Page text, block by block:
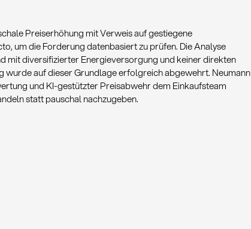
Preiserhöhung mit Verweis auf gestiegene
um die Forderung datenbasiert zu prüfen. Die Analyse
mit diversifizierter Energieversorgung und keiner direkten
auf dieser Grundlage erfolgreich abgewehrt. Neumann
und KI-gestützter Preisabwehr dem Einkaufsteam
statt pauschal nachzugeben.